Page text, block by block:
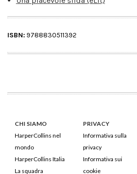
ISBN: 9788830511392
CHI SIAMO
HarperCollins nel
mondo
HarperCollins Italia
La squadra
PRIVACY
Informativa sulla
privacy
Informativa sui
cookie